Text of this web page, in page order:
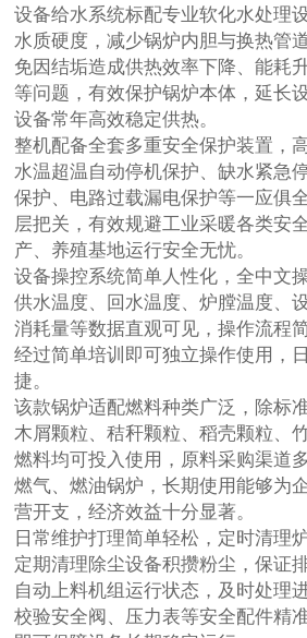
设备给水系统标配专业软化水处理
水质硬度，减少锅炉内胆与换热管
免因结垢造成供热效率下降、能耗
等问题，有效保护锅炉本体，延长
设备常年高效稳定供热。
整机配备全套多重安全保护装置，
水温超温自动停机保护、缺水紧急
保护、电路过载漏电保护等一应俱
层把关，有效规避工业采暖各类安
产、养殖基地运行安全无忧。
设备操控系统简单人性化，全中文
供水温度、回水温度、炉膛温度、
消耗量等数据直观可见，操作流程
经过简单培训即可独立操作使用，
捷。
该款锅炉适配燃料种类广泛，除标
木屑颗粒、秸秆颗粒、稻壳颗粒、
燃料均可投入使用，原料采购渠道
燃气、燃油锅炉，长期使用能够为
营开支，经济效益十分显著。
日常维护打理简单轻松，定时清理
定期清理除尘设备积攒粉尘，保证
自动上料机组运行状态，及时处理
校验安全阀、压力表等安全配件精